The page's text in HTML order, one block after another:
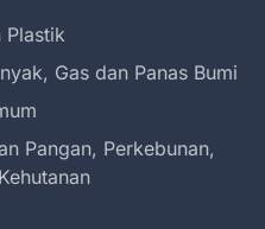
Plastik
Gas dan Panas Bumi
Pangan, Perkebunan,